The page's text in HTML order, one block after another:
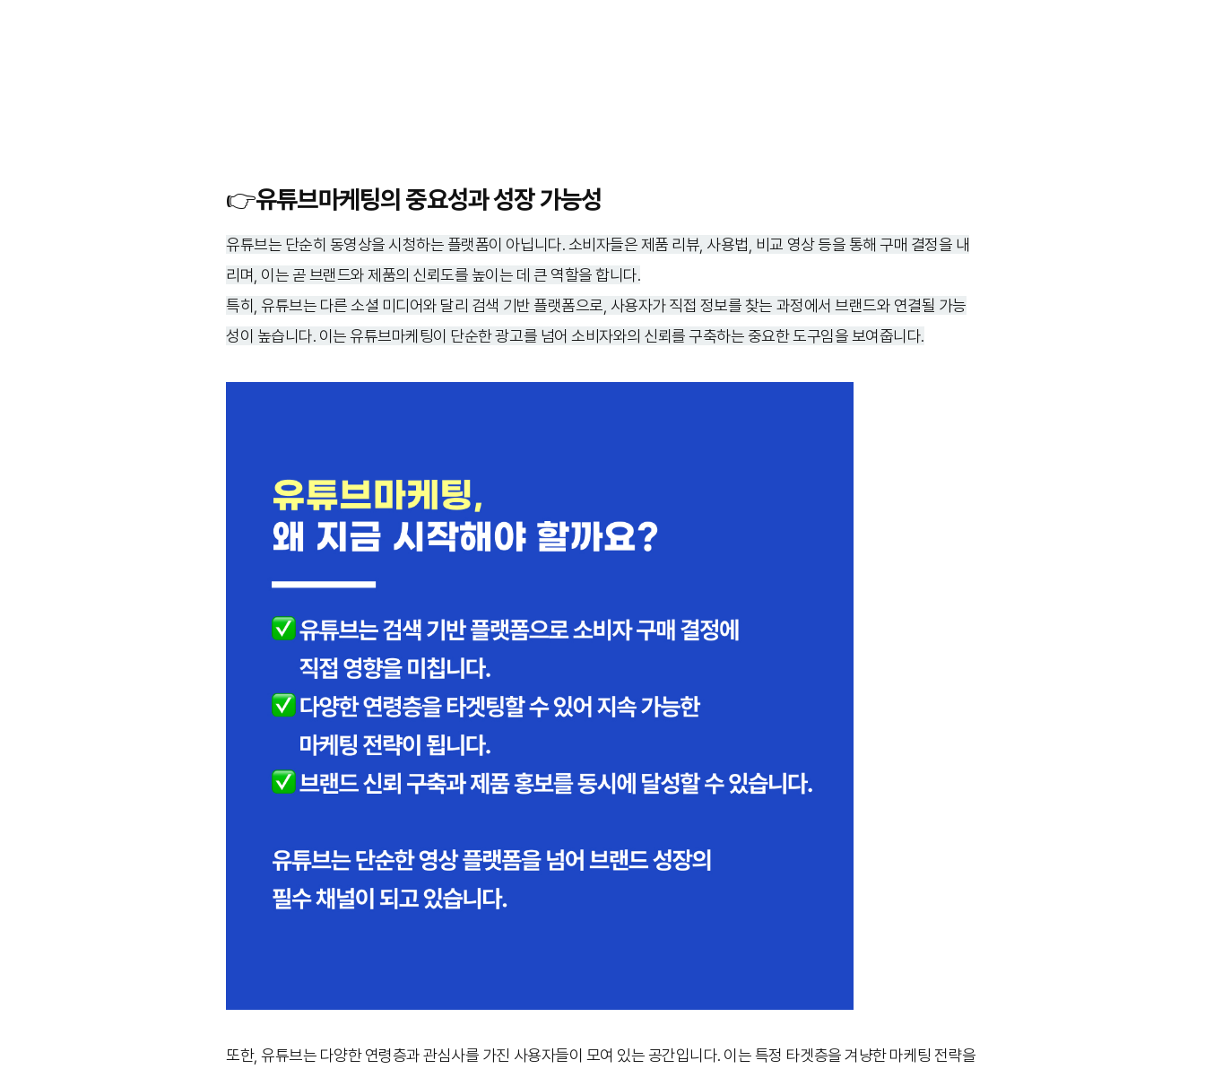
👉유튜브마케팅의 중요성과 성장 가능성
유튜브는 단순히 동영상을 시청하는 플랫폼이 아닙니다. 소비자들은 제품 리뷰, 사용법, 비교 영상 등을 통해 구매 결정을 내
리며, 이는 곧 브랜드와 제품의 신뢰도를 높이는 데 큰 역할을 합니다.
특히, 유튜브는 다른 소셜 미디어와 달리 검색 기반 플랫폼으로, 사용자가 직접 정보를 찾는 과정에서 브랜드와 연결될 가능
성이 높습니다. 이는 유튜브마케팅이 단순한 광고를 넘어 소비자와의 신뢰를 구축하는 중요한 도구임을 보여줍니다.
또한, 유튜브는 다양한 연령층과 관심사를 가진 사용자들이 모여 있는 공간입니다. 이는 특정 타겟층을 겨냥한 마케팅 전략을